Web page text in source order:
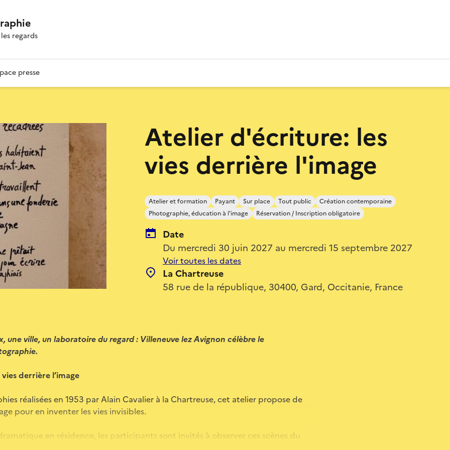
regards
presse
Atelier d'écriture: les
vies derrière l'image
Atelier et formation Payant Sur place Tout public
Création contemporaine
Photographie, éducation à l'image
Réservation / Inscription obligatoire
Date
Du mercredi 30 juin 2027 au mercredi 15 septembre 2027
Voir toutes les dates
La Chartreuse
58 rue de la république, 30400, Gard, Occitanie, France
une ville, un laboratoire du regard : Villeneuve lez Avignon célèbre le
derrière l’image
réalisées en 1953 par Alain Cavalier à la Chartreuse, cet atelier propose de
pour en inventer les vies invisibles.
en résidence, les participants sont invités à observer ces scènes du